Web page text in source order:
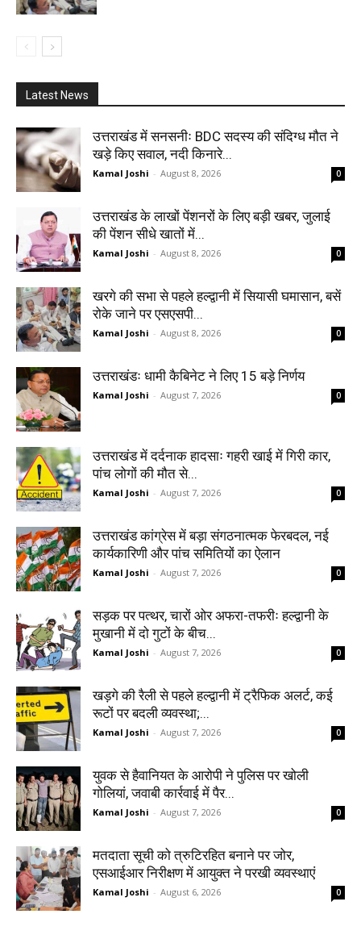
Latest News
उत्तराखंड में सनसनीः BDC सदस्य की संदिग्ध मौत ने
खड़े किए सवाल, नदी किनारे...
Kamal Joshi - August 8, 2026 0
उत्तराखंड के लाखों पेंशनरों के लिए बड़ी खबर, जुलाई
की पेंशन सीधे खातों में...
Kamal Joshi - August 8, 2026 0
खरगे की सभा से पहले हल्द्वानी में सियासी घमासान, बसें
रोके जाने पर एसएसपी...
Kamal Joshi - August 8, 2026 0
उत्तराखंडः धामी कैबिनेट ने लिए 15 बड़े निर्णय
Kamal Joshi - August 7, 2026 0
उत्तराखंड में दर्दनाक हादसाः गहरी खाई में गिरी कार,
पांच लोगों की मौत से...
Kamal Joshi - August 7, 2026 0
उत्तराखंड कांग्रेस में बड़ा संगठनात्मक फेरबदल, नई
कार्यकारिणी और पांच समितियों का ऐलान
Kamal Joshi - August 7, 2026 0
सड़क पर पत्थर, चारों ओर अफरा-तफरीः हल्द्वानी के
मुखानी में दो गुटों के बीच...
Kamal Joshi - August 7, 2026 0
खड़गे की रैली से पहले हल्द्वानी में ट्रैफिक अलर्ट, कई
रूटों पर बदली व्यवस्था;...
Kamal Joshi - August 7, 2026 0
युवक से हैवानियत के आरोपी ने पुलिस पर खोली
गोलियां, जवाबी कार्रवाई में पैर...
Kamal Joshi - August 7, 2026 0
मतदाता सूची को त्रुटिरहित बनाने पर जोर,
एसआईआर निरीक्षण में आयुक्त ने परखी व्यवस्थाएं
Kamal Joshi - August 6, 2026 0